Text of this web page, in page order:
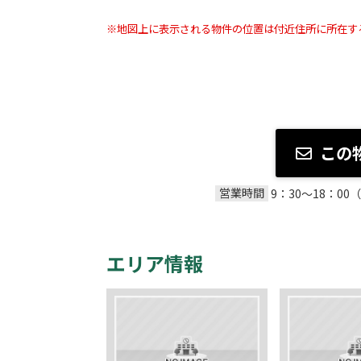
※地図上に表示される物件の位置は付近住所に所在
この
営業時間 9：30～18：00
エリア情報